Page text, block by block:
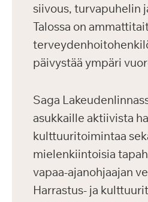
siivous, turvapuhelin
Talossa on
päivystää ympäri
Saga
asukkaille aktiivista
kulttuuritoimintaa
mielenkiintoisia
vapaa-ajanohjaajan
Harrastus- ja